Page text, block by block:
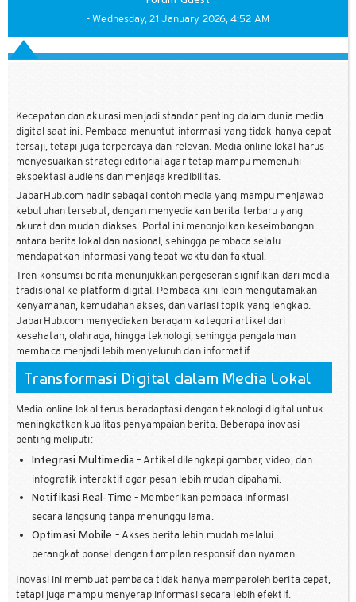
- Wednesday, 21 January 2026, 4:52 AM
Kecepatan dan akurasi menjadi standar penting dalam dunia media
digital saat ini. Pembaca menuntut informasi yang tidak hanya cepat
tersaji, tetapi juga terpercaya dan relevan. Media online lokal harus
menyesuaikan strategi editorial agar tetap mampu memenuhi
ekspektasi audiens dan menjaga kredibilitas.
JabarHub.com hadir sebagai contoh media yang mampu menjawab
kebutuhan tersebut, dengan menyediakan berita terbaru yang
akurat dan mudah diakses. Portal ini menonjolkan keseimbangan
antara berita lokal dan nasional, sehingga pembaca selalu
mendapatkan informasi yang tepat waktu dan faktual.
Tren konsumsi berita menunjukkan pergeseran signifikan dari media
tradisional ke platform digital. Pembaca kini lebih mengutamakan
kenyamanan, kemudahan akses, dan variasi topik yang lengkap.
JabarHub.com menyediakan beragam kategori artikel dari
kesehatan, olahraga, hingga teknologi, sehingga pengalaman
membaca menjadi lebih menyeluruh dan informatif.
Transformasi Digital dalam Media Lokal
Media online lokal terus beradaptasi dengan teknologi digital untuk
meningkatkan kualitas penyampaian berita. Beberapa inovasi
penting meliputi:
Integrasi Multimedia – Artikel dilengkapi gambar, video, dan
infografik interaktif agar pesan lebih mudah dipahami.
Notifikasi Real-Time – Memberikan pembaca informasi
secara langsung tanpa menunggu lama.
Optimasi Mobile – Akses berita lebih mudah melalui
perangkat ponsel dengan tampilan responsif dan nyaman.
Inovasi ini membuat pembaca tidak hanya memperoleh berita cepat,
tetapi juga mampu menyerap informasi secara lebih efektif.